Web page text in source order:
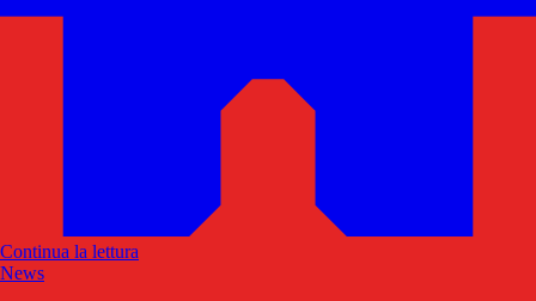
Continua la lettura
News